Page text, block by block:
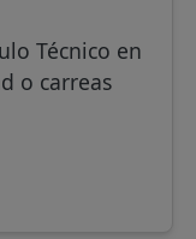
Técnico en
o carreas